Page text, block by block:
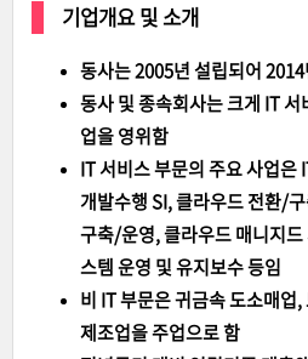
기업개요 및 소개
동사는 2005년 설립되어
동사 및 종속회사는 크게 IT
업을 영위함
IT 서비스 부문의 주요 사업은
개발수행 SI, 클라우드 전환/
구축/운영, 클라우드 매니지
스템 운영 및 유지보수 등임
비 IT 부문은 귀금속 도소매업
제조업을 주업으로 함